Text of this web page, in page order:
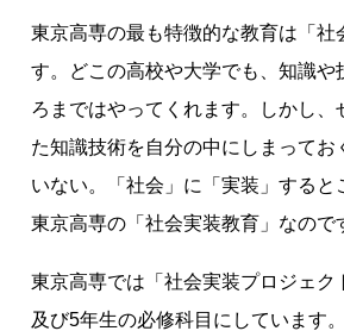
東京高専の最も特徴的な教育は「社
す。どこの高校や大学でも、知識や
ろまではやってくれます。しかし、
た知識技術を自分の中にしまってお
いない。「社会」に「実装」すると
東京高専の「社会実装教育」なので
東京高専では「社会実装プロジェク
及び5年生の必修科目にしています